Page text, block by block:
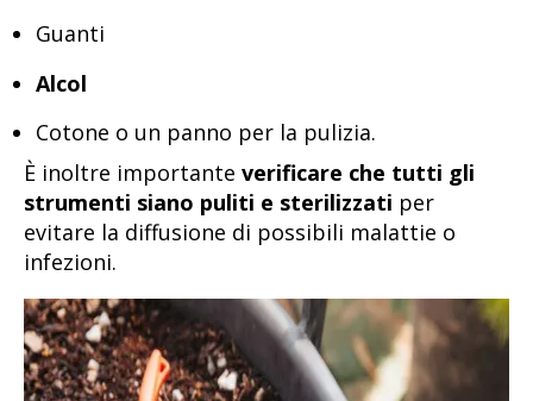
Guanti
Alcol
Cotone o un panno per la pulizia.
È inoltre importante verificare che tutti gli
strumenti siano puliti e sterilizzati per
evitare la diffusione di possibili malattie o
infezioni.